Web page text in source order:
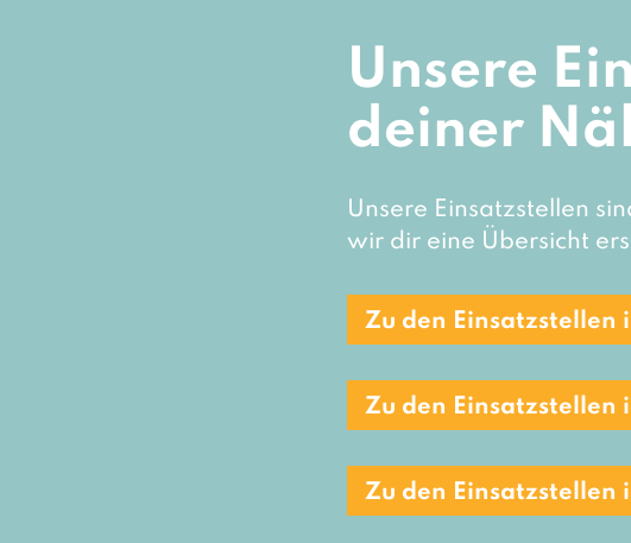
Unsere
deiner
Unsere Einsatzstellen
wir dir eine Übersicht
Zu den Einsatzstellen
Zu den Einsatzstellen
Zu den Einsatzstellen